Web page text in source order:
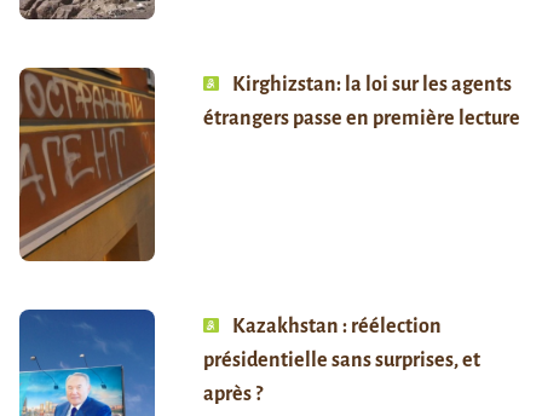
Kirghizstan: la loi sur les agents
étrangers passe en première lecture
Kazakhstan : réélection
présidentielle sans surprises, et
après ?